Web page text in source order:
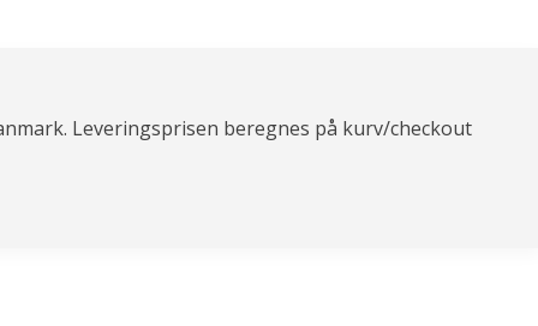
Leveringsprisen beregnes på kurv/checkout